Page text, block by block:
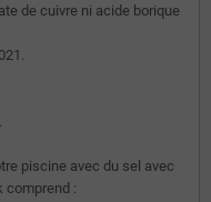
de cuivre ni acide borique
piscine avec du sel avec
comprend :